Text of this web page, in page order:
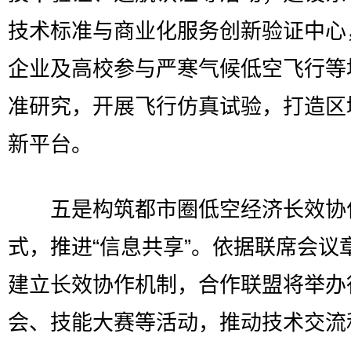
技术标准与商业化服务创新验证中
企业及高校参与严寒气候低空飞行
准研究，开展飞行仿真试验，打造
新平台。
五是构筑都市圈低空经济长效协
式，推进“信息共享”。依据联席会议
建立长效协作机制，合作联盟将举
会、技能大赛等活动，推动技术交